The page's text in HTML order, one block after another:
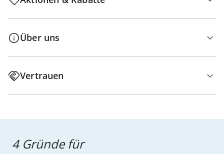
Über uns
Vertrauen
4 Gründe für